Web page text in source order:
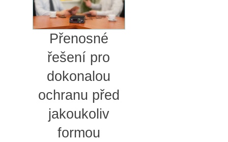
Přenosné
řešení pro
dokonalou
ochranu před
jakoukoliv
formou